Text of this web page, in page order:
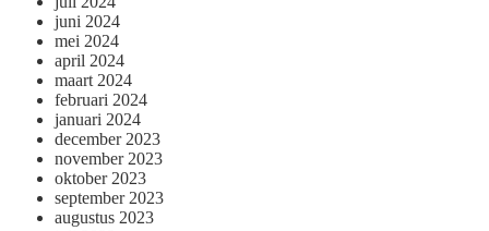
juni 2024
mei 2024
april 2024
maart 2024
februari 2024
januari 2024
december 2023
november 2023
oktober 2023
september 2023
augustus 2023